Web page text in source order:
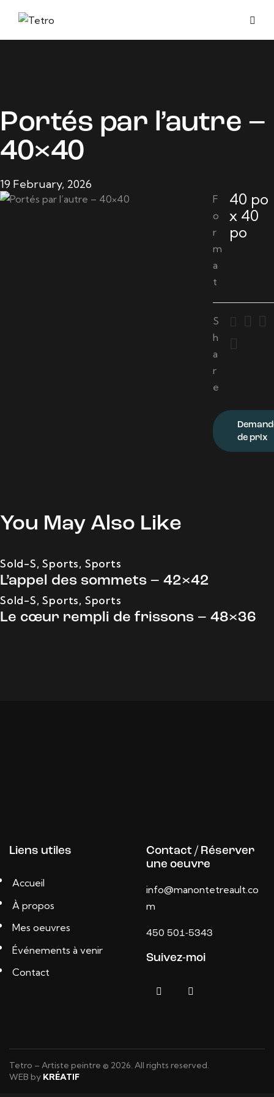
Portés par l’autre –
40×40
19 February, 2026
F
o
r
m
a
t
40 po
x 40
po
S
h
a
r
e
de prix
You May Also Like
Sold-S,Sports, Sports
L’appel des sommets – 42×42
Sold-S,Sports, Sports
Le cœur rempli de frissons – 48×36
Liens utiles
Accueil
À propos
Mes oeuvres
Événements à venir
Contact
Contact / Réserver
une oeuvre
info@manontetreault.co
m
450 501-5343
Suivez-moi
Tetro – Artiste peintre © 2026. All rights reserved.
WEB by KRÉATIF